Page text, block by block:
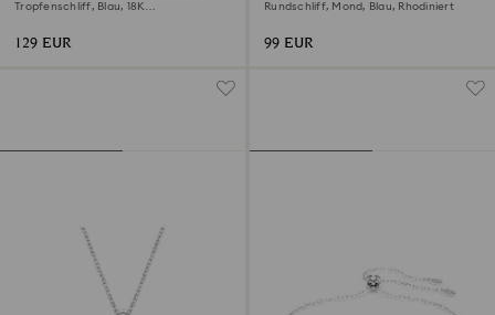
Tropfenschliff, Blau, 18K
129 EUR
Rundschliff, Mond, Blau, Rhodiniert
99 EUR